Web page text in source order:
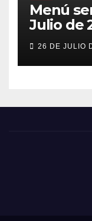
Menú
Julio de
26 DE JULIO